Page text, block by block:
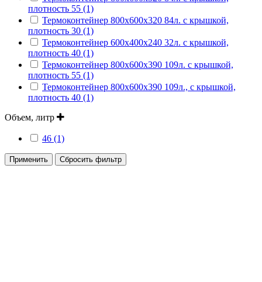
плотность 55 (1)
Термоконтейнер 800х600х320 84л. с крышкой,
плотность 30 (1)
Термоконтейнер 600х400х240 32л. с крышкой,
плотность 40 (1)
Термоконтейнер 800х600х390 109л. с крышкой,
плотность 55 (1)
Термоконтейнер 800х600х390 109л., с крышкой,
плотность 40 (1)
Объем, литр
46 (1)
Применить Сбросить фильтр